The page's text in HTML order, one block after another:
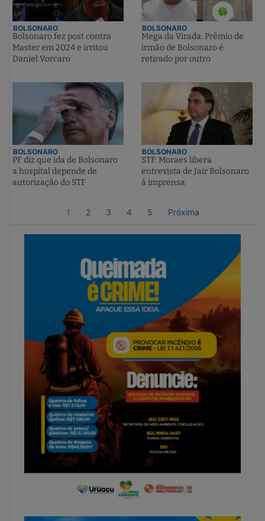
BOLSONARO
Bolsonaro fez post contra
Master em 2024 e irritou
Daniel Vorcaro
BOLSONARO
Mega da Virada: Prêmio de
irmão de Bolsonaro é
retirado por outro
BOLSONARO
PF diz que ida de Bolsonaro
a hospital depende de
autorização do STF
BOLSONARO
STF: Moraes libera
entrevista de Jair Bolsonaro
à imprensa
1 2 3 4 5 Próxima